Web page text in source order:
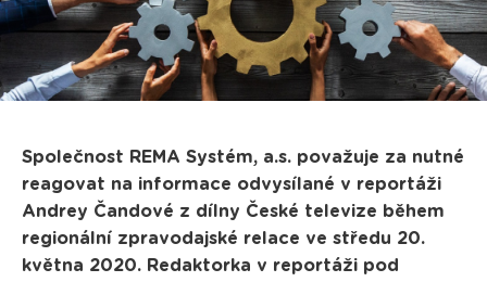
Společnost REMA Systém, a.s. považuje za nutné
reagovat na informace odvysílané v reportáži
Andrey Čandové z dílny České televize během
regionální zpravodajské relace ve středu 20.
května 2020. Redaktorka v reportáži pod